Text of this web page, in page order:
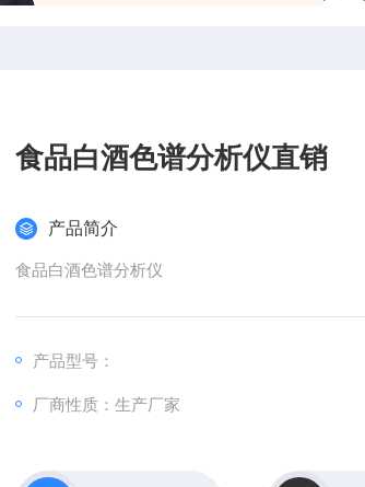
食品白酒色谱分析仪直销
产品简介
食品白酒色谱分析仪
产品型号：
厂商性质：生产厂家